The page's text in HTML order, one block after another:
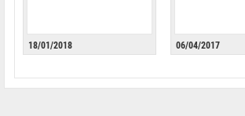
18/01/2018 06/04/2017